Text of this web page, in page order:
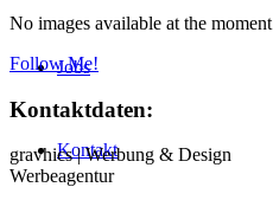
Jobs
Kontakt
No images available at the moment
Follow Me!
Kontaktdaten:
gravhics | Werbung & Design
Werbeagentur